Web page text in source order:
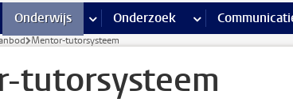
Faciliteiten pagina’s
Onderwijs meer Onderwijs pagina’s
Onderzoek meer Onderzoek
Mentor-tutorsysteem
tutorsysteem